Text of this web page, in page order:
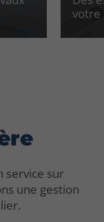
votre
service sur
une gestion